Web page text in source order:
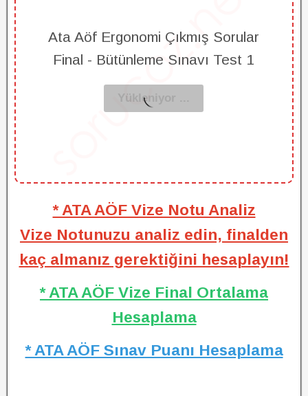
Ata Aöf Ergonomi Çıkmış Sorular
Final - Bütünleme Sınavı Test 1
* ATA AÖF Vize Notu Analiz
Vize Notunuzu analiz edin, finalden
kaç almanız gerektiğini hesaplayın!
* ATA AÖF Vize Final Ortalama
Hesaplama
* ATA AÖF Sınav Puanı Hesaplama